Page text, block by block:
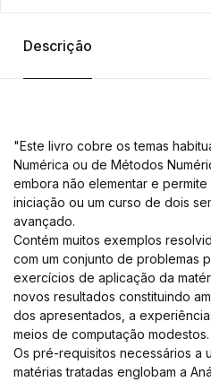
Descrição
"Este livro cobre os temas
Numérica ou de Métodos
embora não elementar e
iniciação ou um curso de dois
avançado.
Contém muitos exemplos
com um conjunto de problemas
exercícios de aplicação da
novos resultados constituindo
dos apresentados, a
meios de computação modestos.
Os pré-requisitos necessários a
matérias tratadas englobam a